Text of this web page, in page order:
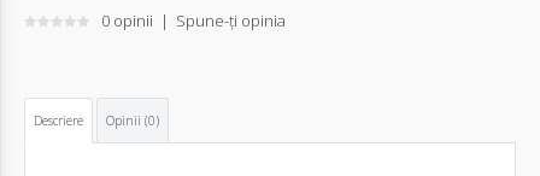
0 opinii | Spune-ţi opinia
Descriere Opinii (0)